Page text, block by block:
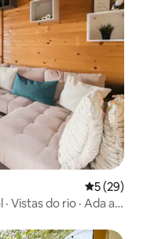
5 de uma
5 (29)
Vistas do rio · Ada a